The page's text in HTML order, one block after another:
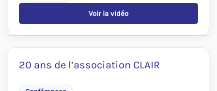
Voir la vidéo
:
Présentation
de
20 ans de l’association CLAIR